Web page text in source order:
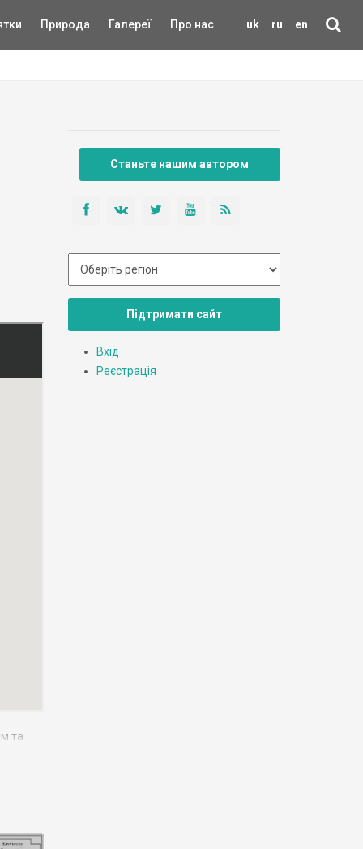
uk ru en
Природа Галереї Про нас
та
Станьте нашим автором
Підтримати сайт
Вхід
Реєстрація